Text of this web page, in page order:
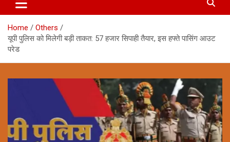
Home
Others
यूपी पुलिस को मिलेगी बड़ी ताकत: 57 हजार सिपाही तैयार, इस हफ्ते पासिंग आउट
परेड